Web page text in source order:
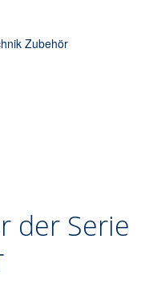
Zubehör
der Serie